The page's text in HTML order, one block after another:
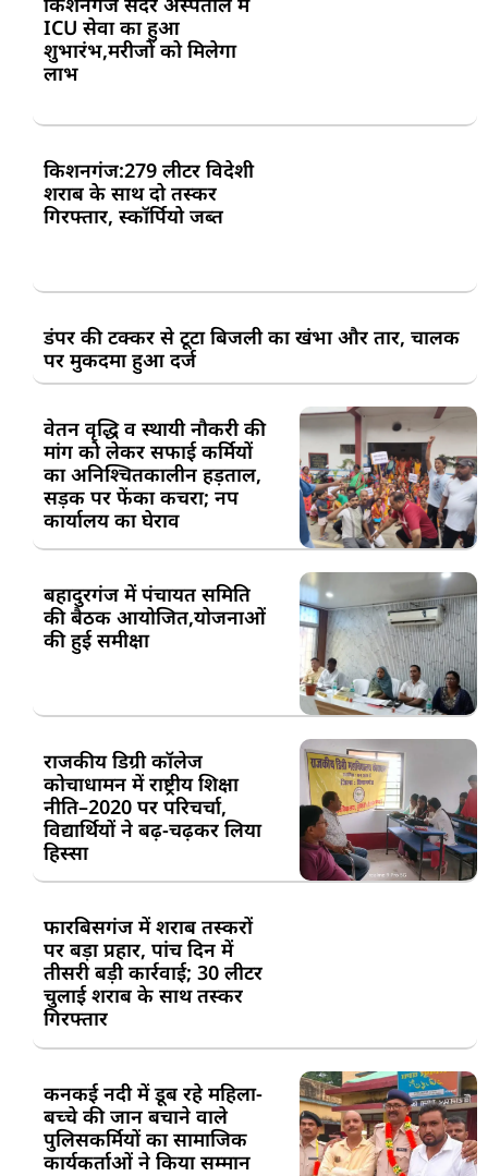
ICU सेवा का हुआ
शुभारंभ,मरीजों को मिलेगा
लाभ
किशनगंज:279 लीटर विदेशी
शराब के साथ दो तस्कर
गिरफ्तार, स्कॉर्पियो जब्त
डंपर की टक्कर से टूटा बिजली का खंभा और तार, चालक
पर मुकदमा हुआ दर्ज
वेतन वृद्धि व स्थायी नौकरी की
मांग को लेकर सफाई कर्मियों
का अनिश्चितकालीन हड़ताल,
सड़क पर फेंका कचरा; नप
कार्यालय का घेराव
बहादुरगंज में पंचायत समिति
की बैठक आयोजित,योजनाओं
की हुई समीक्षा
राजकीय डिग्री कॉलेज
कोचाधामन में राष्ट्रीय शिक्षा
नीति–2020 पर परिचर्चा,
विद्यार्थियों ने बढ़-चढ़कर लिया
हिस्सा
फारबिसगंज में शराब तस्करों
पर बड़ा प्रहार, पांच दिन में
तीसरी बड़ी कार्रवाई; 30 लीटर
चुलाई शराब के साथ तस्कर
गिरफ्तार
कनकई नदी में डूब रहे महिला-
बच्चे की जान बचाने वाले
पुलिसकर्मियों का सामाजिक
कार्यकर्ताओं ने किया सम्मान